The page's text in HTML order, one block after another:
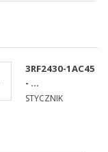
3RF2430-1AC45
- ...
STYCZNIK